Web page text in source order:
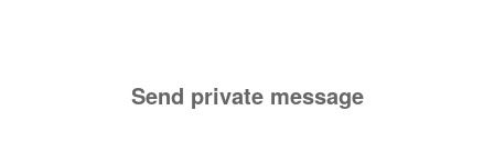
Send private message